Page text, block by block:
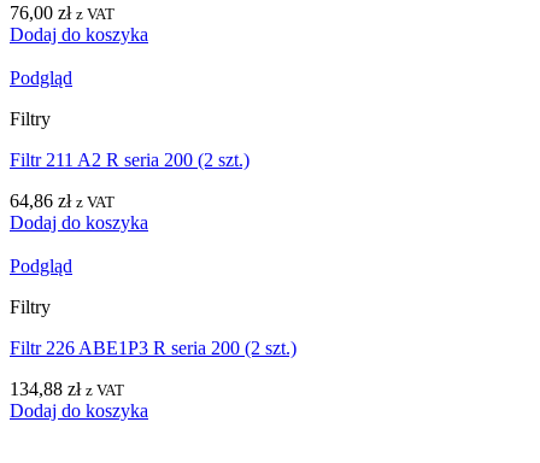
76,00 zł z VAT
Dodaj do koszyka
Podgląd
Filtry
Filtr 211 A2 R seria 200 (2 szt.)
64,86 zł z VAT
Dodaj do koszyka
Podgląd
Filtry
Filtr 226 ABE1P3 R seria 200 (2 szt.)
134,88 zł z VAT
Dodaj do koszyka